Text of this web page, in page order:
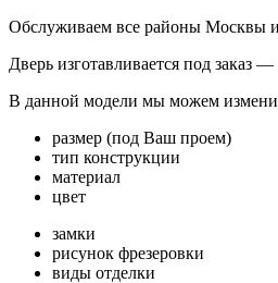
Обслуживаем все районы Москвы
Дверь изготавливается под заказ —
В данной модели мы можем
размер (под Ваш проем)
тип конструкции
материал
цвет
замки
рисунок фрезеровки
виды отделки